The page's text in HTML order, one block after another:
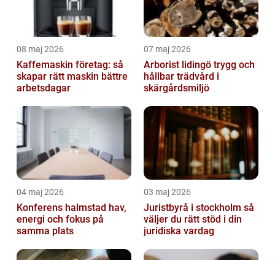
08 maj 2026
Kaffemaskin företag: så
skapar rätt maskin bättre
arbetsdagar
07 maj 2026
Arborist lidingö trygg och
hållbar trädvård i
skärgårdsmiljö
04 maj 2026
Konferens halmstad hav,
energi och fokus på
samma plats
03 maj 2026
Juristbyrå i stockholm så
väljer du rätt stöd i din
juridiska vardag